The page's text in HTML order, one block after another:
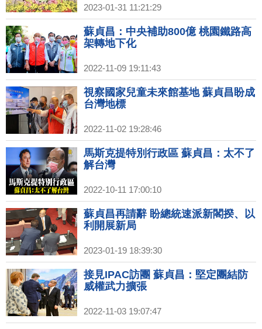
2023-01-31 11:21:29
蘇貞昌：中央補助800億 桃園鐵路高
架轉地下化
2022-11-09 19:11:43
視察國家兒童未來館基地 蘇貞昌盼成
台灣地標
2022-11-02 19:28:46
馬斯克提特別行政區 蘇貞昌：太不了
解台灣
2022-10-11 17:00:10
蘇貞昌再請辭 盼總統速派新閣揆、以
利開展新局
2023-01-19 18:39:30
接見IPAC訪團 蘇貞昌：堅定團結防
威權武力擴張
2022-11-03 19:07:47